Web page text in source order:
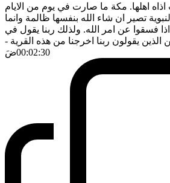
اهلها. مكة ما صارت في يوم من الايام
تصير ان شاء الله بنفسها ظالمة وانما
فسقوا عن امر الله. ولذلك ربنا يقول في
يقولون ربنا اخرجنا من هذه القرية -
00:02:30ضَ